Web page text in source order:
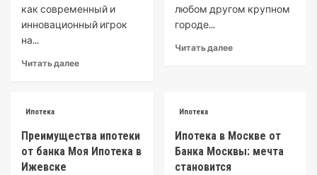
как современный и
инновационный игрок
на...
Читать далее
любом другом крупном
городе...
Читать далее
Ипотека
Преимущества ипотеки
от банка Моя Ипотека в
Ижевске
Ипотека
Ипотека в Москве от
Банка Москвы: мечта
становится